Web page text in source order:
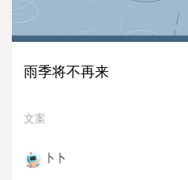
雨季将不再来
文案
卜卜